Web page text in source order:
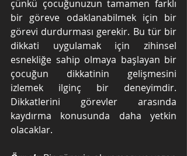
çünkü çocuğunuzun tamamen farklı
bir göreve odaklanabilmek için bir
görevi durdurması gerekir. Bu tür bir
dikkati uygulamak için zihinsel
esnekliğe sahip olmaya başlayan bir
çocuğun dikkatinin gelişmesini
izlemek ilginç bir deneyimdir.
Dikkatlerini görevler arasında
kaydırma konusunda daha yetkin
olacaklar.